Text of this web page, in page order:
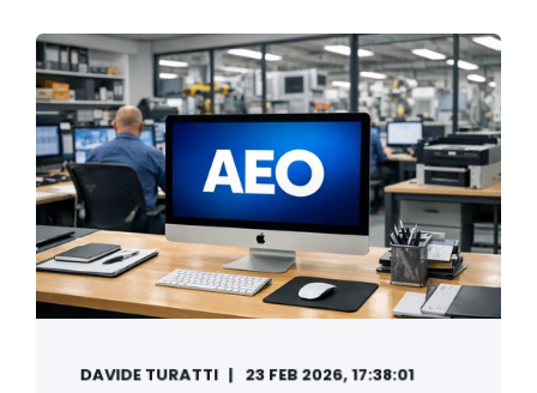
DAVIDE TURATTI
23 FEB 2026, 17:38:01